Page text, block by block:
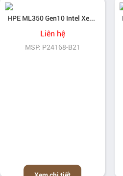
HPE ML350 Gen10 Intel Xeon-Silver 4215R (3.2GHz/8-core/130W) Processor Kit
Liên hệ
MSP: P24168-B21